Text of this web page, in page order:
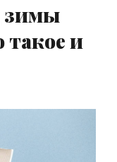
зимы
такое и